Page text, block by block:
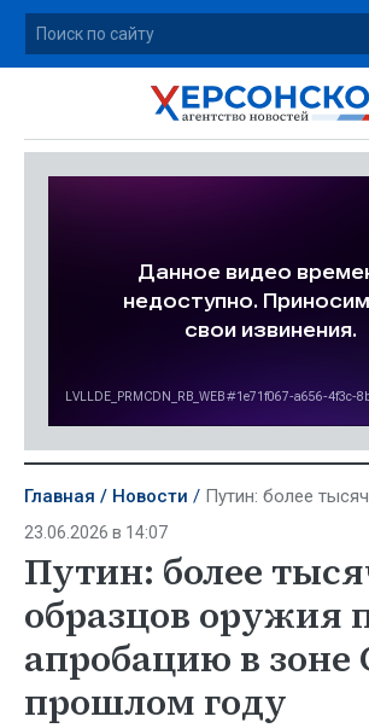
Главная Новости Путин: более тысячи образцов оружия
23.06.2026 в 14:07
Путин: более
образцов оружия
апробацию в зоне
прошлом году